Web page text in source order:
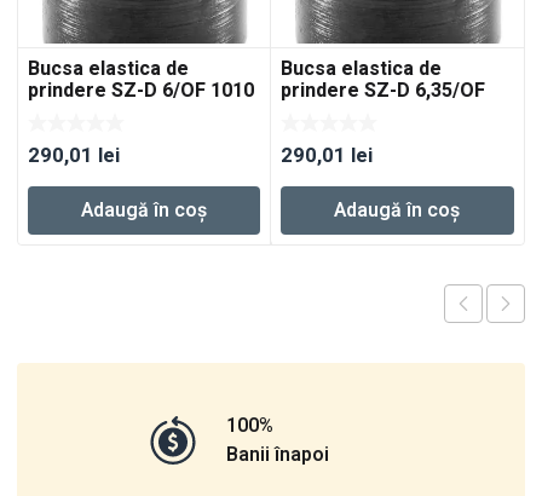
Bucsa elastica de
prindere SZ-D 6/OF 1010
290,01 lei
Adaugă în coș
Bucsa elastica de
prindere SZ-D 6,35/OF
290,01 lei
Adaugă în coș
100%
Banii înapoi